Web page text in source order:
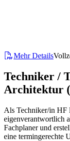
Mehr Details
Techniker /
Architektur
Als Techniker/in HF
eigenverantwortlich
Fachplaner und
eine termingerechte